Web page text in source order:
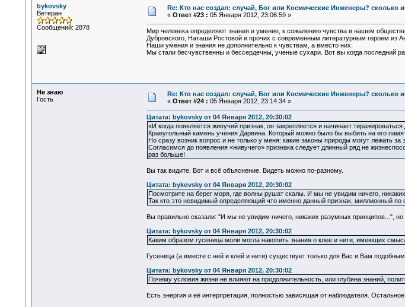
bykovsky
Ветеран
Сообщений: 2878
Re: Кто нас создал: случай, Бог или Космические Инженеры? сколько
« Ответ #23 : 05 Января 2012, 23:06:59 »
Мир человека определяют знания и умение, к сожалению чувства в нашем
Дубровского, Наташи Ростовой и прочих с современным литературным героем из
Наши умения и знания не дополнительно к чувствам, а вместо них.
Мы стали бесчувственны и бессердечны, ученые сухари. Вот вы когда последний
Не знаю
Гость
Re: Кто нас создал: случай, Бог или Космические Инженеры? сколько
« Ответ #24 : 05 Января 2012, 23:14:34 »
Цитата: bykovsky от 04 Января 2012, 20:30:02
«И когда появляется живучий признак, он закрепляется и начинает
Краеугольный камень учения Дарвина. Который можно было бы выбить на его
Но сразу возник вопрос и не только у меня: какие законы природы могут лежать
Согласимся до появления «живучего» признака следует длинный ряд не
раз больше!
Вы так видите. Вот и всё объяснение. Видеть можно по-разному.
Цитата: bykovsky от 04 Января 2012, 20:30:02
Посмотрите на берег моря, где волны рушат скалы. И мы не увидим ничего,
Так кто это невидимый определяющий что именно данный признак, миллионный
Вы правильно сказали: "И мы не увидим ничего, никаких разумных принципов...", но
Цитата: bykovsky от 04 Января 2012, 20:30:02
Каким образом гусеница моли могла накопить знания о клее и нити, имеющих
Гусеница (а вместе с ней и клей и нити) существует только для Вас и Вам
Цитата: bykovsky от 04 Января 2012, 20:30:02
Почему условия жизни не влияют на продолжительность, или глубина знаний,
Есть энергия и её интерпретация, полностью зависящая от наблюдателя.